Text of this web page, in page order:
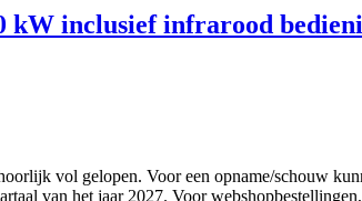
kW inclusief infrarood
vol gelopen. Voor een opname/schouw
van het jaar 2027. Voor